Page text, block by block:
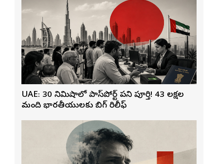
UAE: 30 నిమిషాల్లో పాస్‌పోర్ట్ పని పూర్తి! 43 లక్షల
మంది భారతీయులకు బిగ్ రిలీఫ్